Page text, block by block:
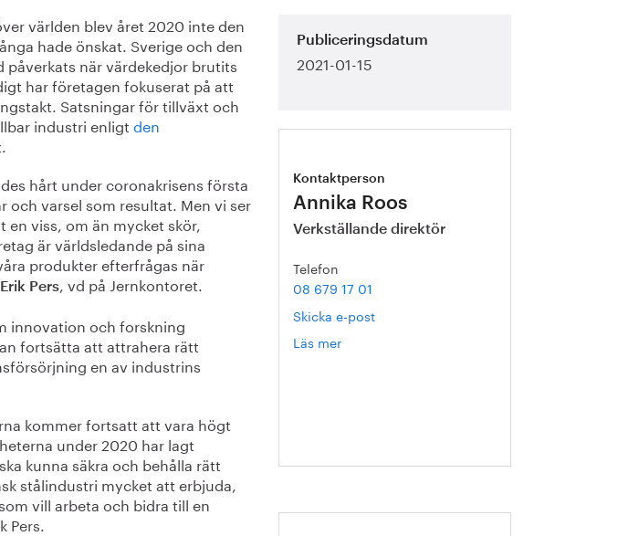
världen blev året 2020 inte den
hade önskat. Sverige och den
när värdekedjor brutits
har företagen fokuserat på att
Satsningar för tillväxt och
industri enligt den
hårt under coronakrisens första
varsel som resultat. Men vi ser
viss, om än mycket skör,
är världsledande på sina
produkter efterfrågas när
Pers, vd på Jernkontoret.
innovation och forskning
fortsätta att attrahera rätt
en av industrins
kommer fortsatt att vara högt
under 2020 har lagt
kunna säkra och behålla rätt
stålindustri mycket att erbjuda,
vill arbeta och bidra till en
Pers.
Publiceringsdatum
2021-01-15
Kontaktperson
Annika Roos
Verkställande direktör
Telefon
08 679 17 01
Skicka e-post
Läs mer